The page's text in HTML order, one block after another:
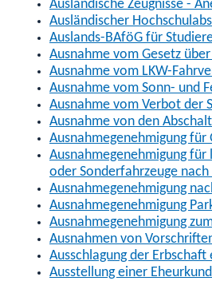
Ausländische Zeugnisse -
Ausländischer
Auslands-BAföG für
Ausnahme vom Gesetz
Ausnahme vom LKW-
Ausnahme vom Sonn- und
Ausnahme vom Verbot der
Ausnahme von den
Ausnahmegenehmigung für
Ausnahmegenehmigung für
oder Sonderfahrzeuge
Ausnahmegenehmigung
Ausnahmegenehmigung
Ausnahmegenehmigung
Ausnahmen von
Ausschlagung der Erbschaft
Ausstellung einer